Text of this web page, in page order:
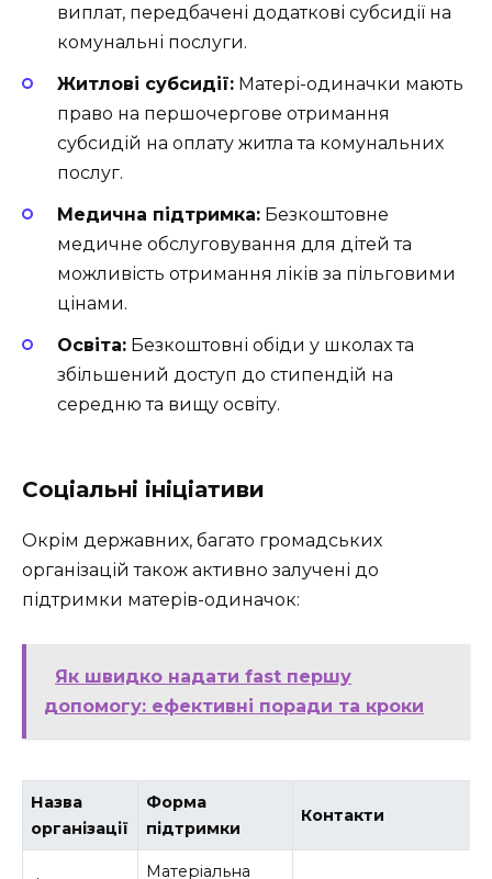
виплат, передбачені додаткові субсидії на
комунальні послуги.
Житлові субсидії: Матері-одиначки мають
право на першочергове отримання
субсидій на оплату житла та комунальних
послуг.
Медична підтримка: Безкоштовне
медичне обслуговування для дітей та
можливість отримання ліків за пільговими
цінами.
Освіта: Безкоштовні обіди у школах та
збільшений доступ до стипендій на
середню та вищу освіту.
Соціальні ініціативи
Окрім державних, багато громадських
організацій також активно залучені до
підтримки матерів-одиначок:
Як швидко надати fast першу
допомогу: ефективні поради та кроки
Назва
організації
Форма
підтримки
Контакти
Матеріальна